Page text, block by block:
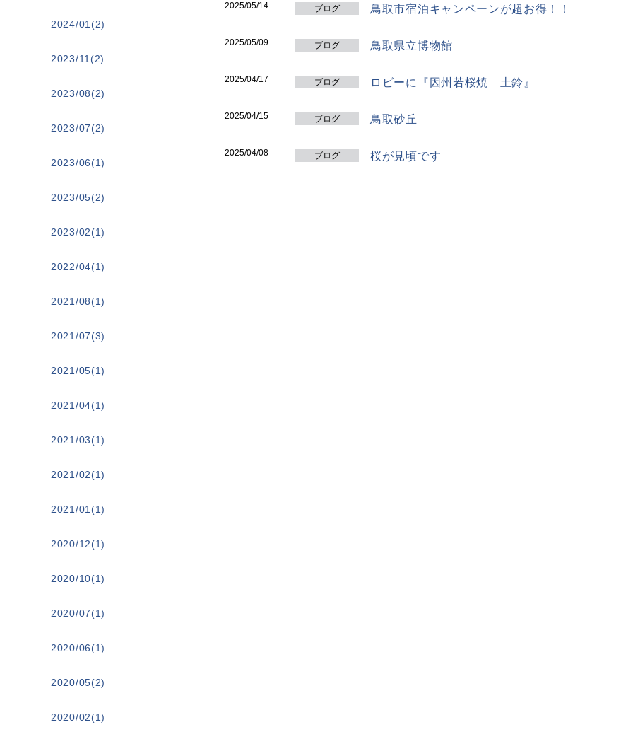
2024/01(2)
2023/11(2)
2023/08(2)
2023/07(2)
2023/06(1)
2023/05(2)
2023/02(1)
2022/04(1)
2021/08(1)
2021/07(3)
2021/05(1)
2021/04(1)
2021/03(1)
2021/02(1)
2021/01(1)
2020/12(1)
2020/10(1)
2020/07(1)
2020/06(1)
2020/05(2)
2020/02(1)
2025/05/14 ブログ 鳥取市宿泊キャンペーンが超お得！！
2025/05/09 ブログ 鳥取県立博物館
2025/04/17 ブログ ロビーに『因州若桜焼 土鈴』
2025/04/15 ブログ 鳥取砂丘
2025/04/08 ブログ 桜が見頃です